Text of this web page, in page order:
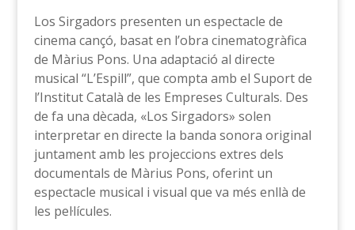
Los Sirgadors presenten un espectacle de
cinema cançó, basat en l’obra cinematogràfica
de Màrius Pons. Una adaptació al directe
musical “L’Espill”, que compta amb el Suport de
l’Institut Català de les Empreses Culturals. Des
de fa una dècada, «Los Sirgadors» solen
interpretar en directe la banda sonora original
juntament amb les projeccions extres dels
documentals de Màrius Pons, oferint un
espectacle musical i visual que va més enllà de
les pel·lícules.